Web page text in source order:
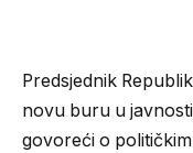
Predsjednik
novu buru u
govoreći o